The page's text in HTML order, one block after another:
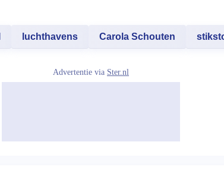
luchthavens Carola Schouten
Advertentie via Ster.nl